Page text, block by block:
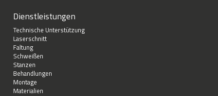
Dienstleistungen
Technische Unterstützung
Laserschnitt
Faltung
Schweißen
Stanzen
Behandlungen
Montage
Materialien